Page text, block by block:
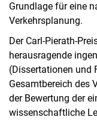
Grundlage für eine
Verkehrsplanung.
Der Carl-Pierath-
herausragende
(Dissertationen und
Gesamtbereich des
der Bewertung der
wissenschaftliche